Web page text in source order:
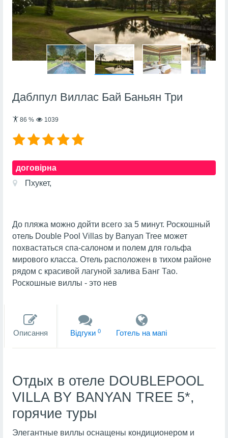
Даблпул Виллас Бай Баньян Три
86 % 1039
договірна
Пхукет,
До пляжа можно дойти всего за 5 минут. Роскошный
отель Double Pool Villas by Banyan Tree может
похвастаться спа-салоном и полем для гольфа
мирового класса. Отель расположен в тихом районе
рядом с красивой лагуной залива Банг Тао.
Роскошные виллы - это нев
Описання Вiдгуки 0 Готель на мапi
Отдых в отеле DOUBLEPOOL
VILLA BY BANYAN TREE 5*,
горячие туры
Элегантные виллы оснащены кондиционером и